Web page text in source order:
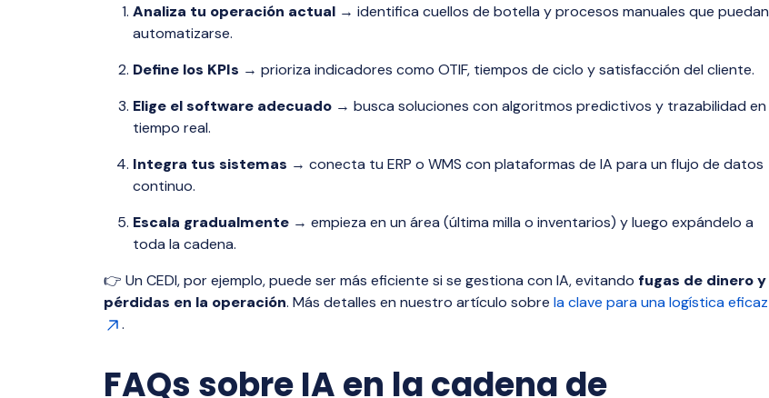
Analiza tu operación actual → identifica cuellos de botella y procesos manuales que puedan
automatizarse.
Define los KPIs → prioriza indicadores como OTIF, tiempos de ciclo y satisfacción del cliente.
Elige el software adecuado → busca soluciones con algoritmos predictivos y trazabilidad en
tiempo real.
Integra tus sistemas → conecta tu ERP o WMS con plataformas de IA para un flujo de datos
continuo.
Escala gradualmente → empieza en un área (última milla o inventarios) y luego expándelo a
toda la cadena.
👉 Un CEDI, por ejemplo, puede ser más eficiente si se gestiona con IA, evitando fugas de dinero y
pérdidas en la operación. Más detalles en nuestro artículo sobre la clave para una logística eficaz
.
FAQs sobre IA en la cadena de